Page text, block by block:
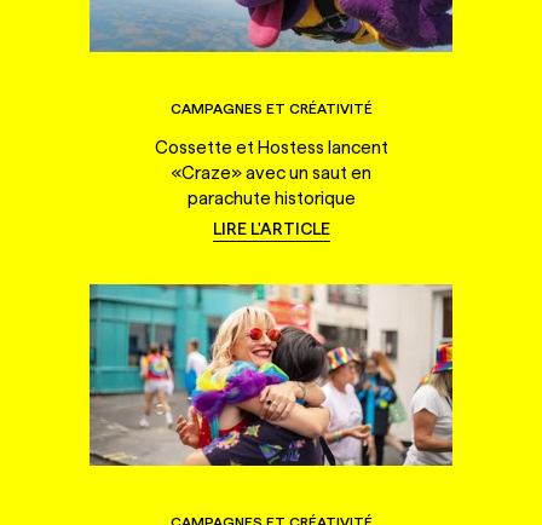
CAMPAGNES ET CRÉATIVITÉ
Cossette et Hostess lancent
«Craze» avec un saut en
parachute historique
LIRE L'ARTICLE